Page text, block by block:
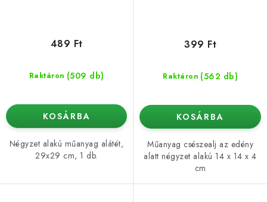
Raktáron (509 db)
489 Ft
KOSÁRBA
Négyzet alakú műanyag alátét,
29x29 cm, 1 db.
Raktáron (562 db)
399 Ft
KOSÁRBA
Műanyag csészealj az edény
alatt négyzet alakú 14 x 14 x 4
cm